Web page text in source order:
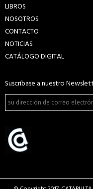
LIBROS
NOSOTROS
CONTACTO
NOTICIAS
CATÁLOGO DIGITAL
Suscríbase a nuestro